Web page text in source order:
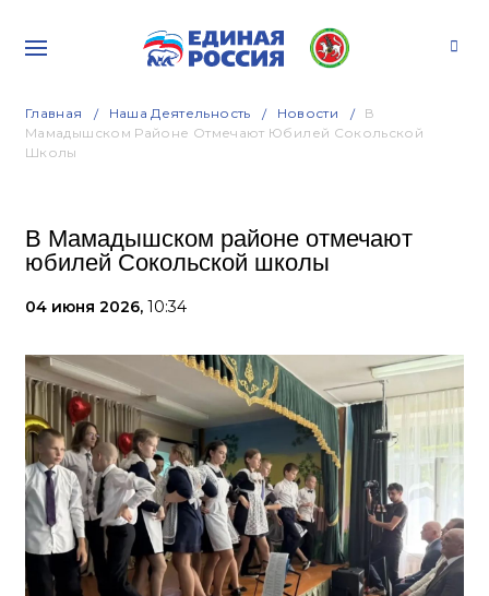
Главная Наша Деятельность Новости
В
Мамадышском Районе Отмечают Юбилей Сокольской
Школы
В Мамадышском районе отмечают
юбилей Сокольской школы
04 июня 2026, 10:34